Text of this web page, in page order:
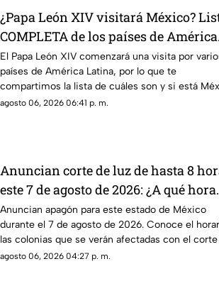
¿Papa León XIV visitará México?
COMPLETA de los países de América
Latina a los que llegará
El Papa León XIV comenzará una visita por
países de América Latina, por lo que te
compartimos la lista de cuáles son y si está
agosto 06, 2026 06:41 p. m.
Anuncian corte de luz de hasta 8
este 7 de agosto de 2026: ¿A qué hora
inicia el apagón y quiénes se
sin electricidad en México?
Anuncian apagón para este estado de México
durante el 7 de agosto de 2026. Conoce el
las colonias que se verán afectadas con el
luz.
agosto 06, 2026 04:27 p. m.